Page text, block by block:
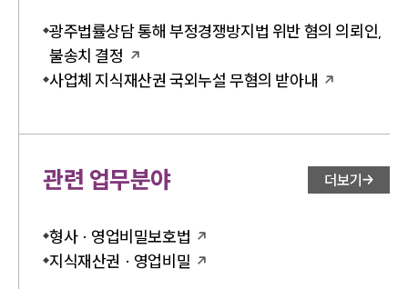
광주법률상담 통해 부정경쟁방지법 위반 혐의 의뢰인,
불송치 결정
사업체 지식재산권 국외누설 무혐의 받아내
관련 업무분야 더보기
형사 · 영업비밀보호법
지식재산권 · 영업비밀